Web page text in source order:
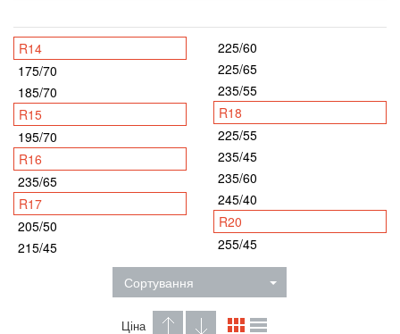
R14
175/70
185/70
R15
195/70
R16
235/65
R17
205/50
215/45
225/60
225/65
235/55
R18
225/55
235/45
235/60
245/40
R20
255/45
Сортування
Ціна